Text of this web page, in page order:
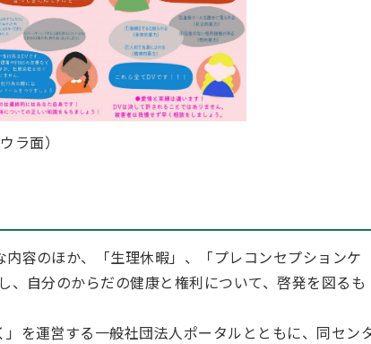
ウラ面）
容のほか、「生理休暇」、「プレコンセプションケ
、自分のからだの健康と権利について、啓発を図るも
を運営する一般社団法人ポータルとともに、同セン